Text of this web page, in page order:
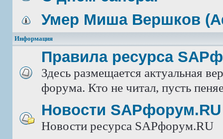
Умер Миша Вершков
Информация
Правила ресурса
Здесь размещается актуальная
форума. Кто не читал, пусть
Новости SAPфорум.RU
Новости ресурса SAPфорум.RU